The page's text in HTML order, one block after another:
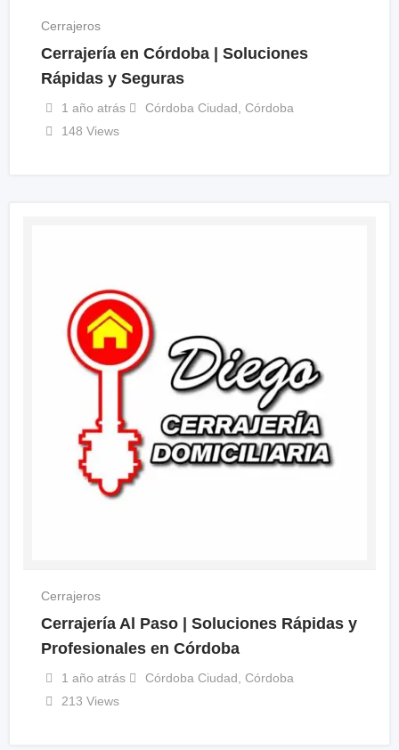
Cerrajeros
Cerrajería en Córdoba | Soluciones
Rápidas y Seguras
1 año atrás Córdoba Ciudad, Córdoba
148 Views
Cerrajeros
Cerrajería Al Paso | Soluciones Rápidas y
Profesionales en Córdoba
1 año atrás Córdoba Ciudad, Córdoba
213 Views